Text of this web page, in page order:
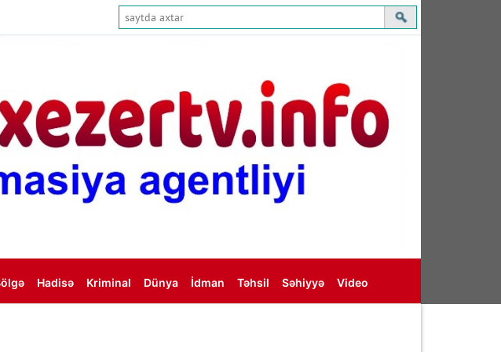
Hadisə Kriminal Dünya İdman Təhsil Səhiyyə Video